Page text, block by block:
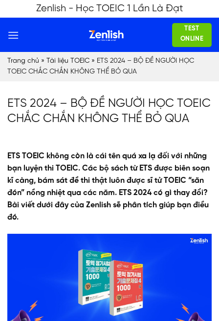
to
content
Zenlish - Học TOEIC 1 Lần Là Đạt
TEST
ONLINE
Trang chủ » Tài liệu TOEIC » ETS 2024 – BỘ ĐỀ NGƯỜI HỌC
TOEIC CHẮC CHẮN KHÔNG THỂ BỎ QUA
ETS 2024 – BỘ ĐỀ NGƯỜI HỌC TOEIC
CHẮC CHẮN KHÔNG THỂ BỎ QUA
ETS TOEIC không còn là cái tên quá xa lạ đối với những
bạn luyện thi TOEIC. Các bộ sách từ ETS được biên soạn
kĩ càng, bám sát đề thi thật luôn được sĩ tử TOEIC “săn
đón” nồng nhiệt qua các năm. ETS 2024 có gì thay đổi?
Bài viết dưới đây của Zenlish sẽ phân tích giúp bạn điều
đó.